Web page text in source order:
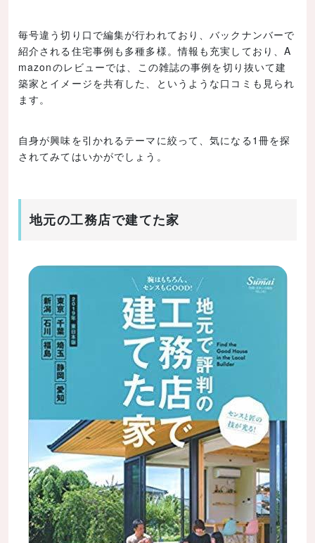
毎号違う切り口で編集が行われており、バックナンバーで
紹介される住宅事例も多種多様。情報も充実しており、A
mazonのレビューでは、この雑誌の事例を切り抜いて建
築家とイメージを共有した、というような口コミも見られ
ます。
自身が興味を引かれるテーマに絞って、気になる1冊を探
されてみてはいかがでしょう。
地元の工務店で建てた家